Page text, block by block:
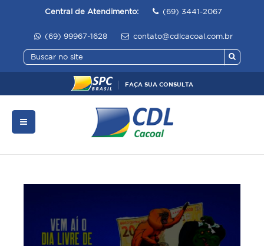
Central de Atendimento: (69) 3441-2067
(69) 99967-1628 contato@cdlcacoal.com.br
FAÇA SUA CONSULTA